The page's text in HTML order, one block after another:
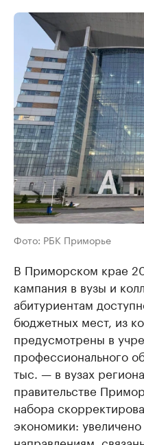
Фото: РБК Приморье
В Приморском крае
кампания в вузы и
абитуриентам
бюджетных мест, из
предусмотрены в
профессионального
тыс. — в вузах
правительстве
набора
экономики: